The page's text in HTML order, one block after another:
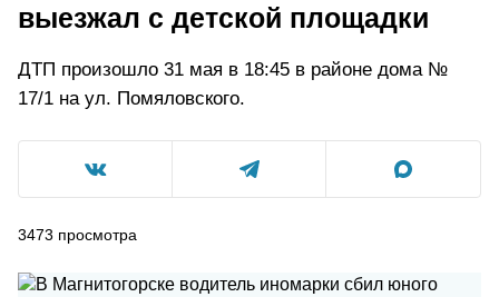
выезжал с детской площадки
ДТП произошло 31 мая в 18:45 в районе дома №
17/1 на ул. Помяловского.
3473 просмотра